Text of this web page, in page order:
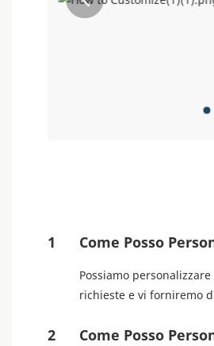
1 Come Posso
Possiamo
richieste e vi forniremo
2 Come Posso